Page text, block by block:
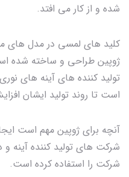
شده و از کار می افتد.
کلید های لمسی در مدل های
ژوپین طراحی و ساخته شده
تولید کننده های آینه های
است تا روند تولید ایشان
آنچه برای ژوپین مهم است
شرکت را استفاده کرده است.